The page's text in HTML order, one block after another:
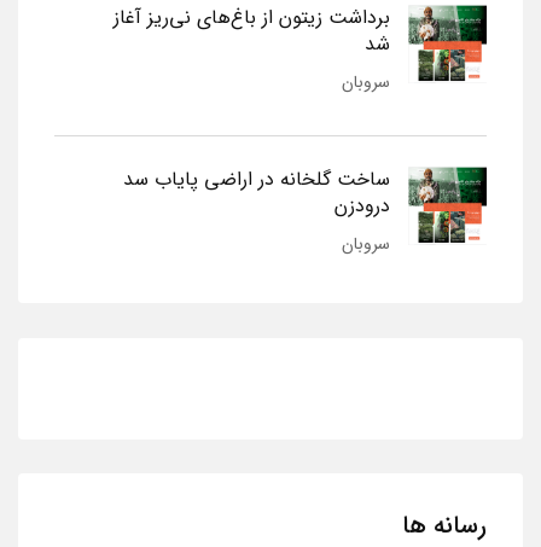
برداشت زیتون از باغ‌های نی‌ریز آغاز
شد
سروبان
ساخت گلخانه در اراضی پایاب سد
درودزن
سروبان
رسانه ها